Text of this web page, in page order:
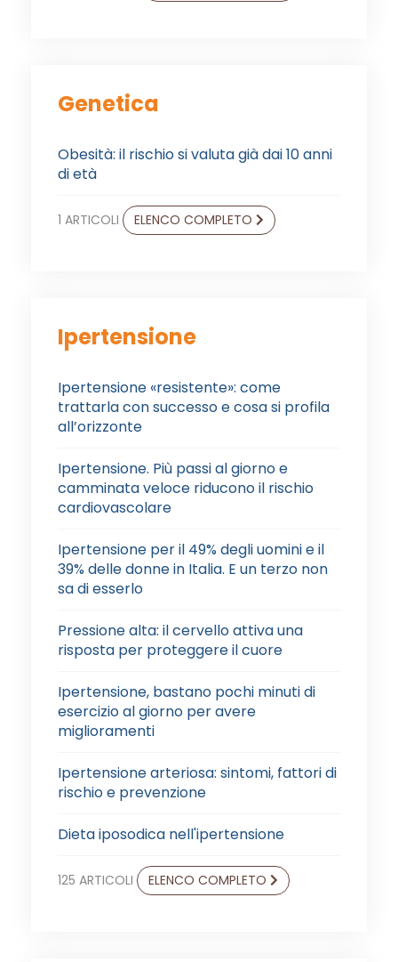
Genetica
Obesità: il rischio si valuta già dai 10 anni
di età
1 ARTICOLI ELENCO COMPLETO
Ipertensione
Ipertensione «resistente»: come
trattarla con successo e cosa si profila
all’orizzonte
Ipertensione. Più passi al giorno e
camminata veloce riducono il rischio
cardiovascolare
Ipertensione per il 49% degli uomini e il
39% delle donne in Italia. E un terzo non
sa di esserlo
Pressione alta: il cervello attiva una
risposta per proteggere il cuore
Ipertensione, bastano pochi minuti di
esercizio al giorno per avere
miglioramenti
Ipertensione arteriosa: sintomi, fattori di
rischio e prevenzione
Dieta iposodica nell'ipertensione
125 ARTICOLI ELENCO COMPLETO